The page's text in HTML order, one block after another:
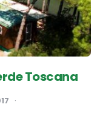
Toscana